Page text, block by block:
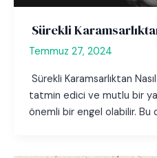
Sürekli
Temmuz 27, 2024
Sürekli Karamsarlıktan
tatmin edici ve mutlu bir
önemli bir engel olabilir. Bu